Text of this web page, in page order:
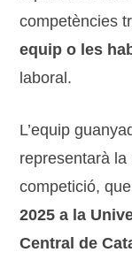
competències
equip o les
laboral.
L’equip
representarà
competició,
2025 a la
Central de